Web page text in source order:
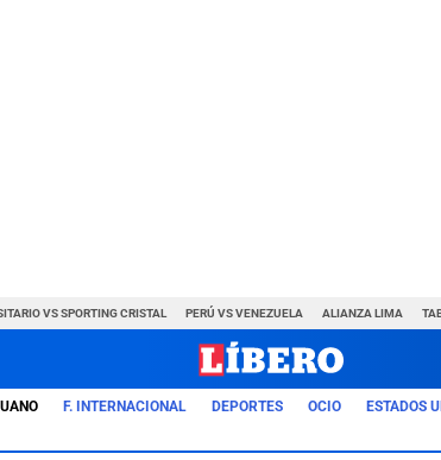
VS SPORTING CRISTAL PERÚ VS VENEZUELA ALIANZA LIMA
F. INTERNACIONAL DEPORTES OCIO ESTADOS